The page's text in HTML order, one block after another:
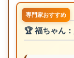
🏆 福ちゃん
専門家おすすめ